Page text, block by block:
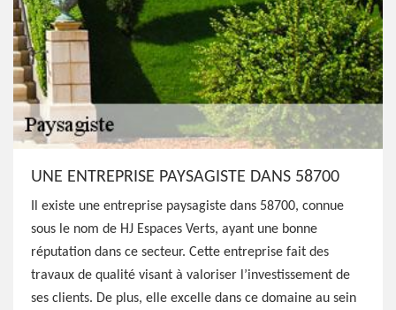
UNE ENTREPRISE PAYSAGISTE DANS 58700
Il existe une entreprise paysagiste dans 58700, connue
sous le nom de HJ Espaces Verts, ayant une bonne
réputation dans ce secteur. Cette entreprise fait des
travaux de qualité visant à valoriser l’investissement de
ses clients. De plus, elle excelle dans ce domaine au sein